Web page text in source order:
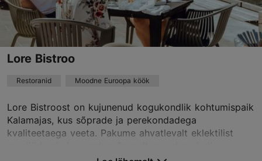
+372 5455 0200
Green key
Best Restaurants
Broneeri
TripAdvisor Traveler hinnang
Loe rohkem arvustusi TripAdvisorist
Lore Bistroo
Restoranid Moodne Euroopa köök
Lore Bistroost on kujunenud kogukondlik kohtumispaik
Kalamajas, kus sõprade ja perekondadega
kvaliteetaega veeta. Pakume ahvatlevalt eklektilist